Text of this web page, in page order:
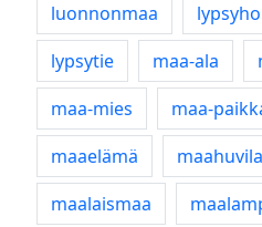
luonnonmaa
lypsytie
maa-ala
maa-mies
maa-
maaelämä
maahuvila
maalaismaa